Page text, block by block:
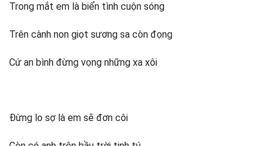
3/ Bình minh trên biển (Hiệp sĩ áo tím)
1/ Mở cổng (Hàn Giang)
2/ Bình minh (Nguyễn Khánh Chân)
3/ Ngủ yên trong mắt em
Trong mắt em là biển tình cuộn sóng
Trên cành non giọt sương sa còn đọng
Cứ an bình đừng vọng những xa xôi
Đừng lo sợ là em sẽ đơn côi